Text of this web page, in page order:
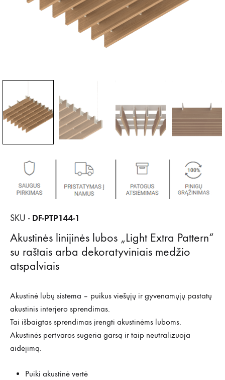
SKU - DF-PTP144-1
Akustinės linijinės lubos „Light Extra Pattern“
su raštais arba dekoratyviniais medžio
atspalviais
Akustinė lubų sistema – puikus viešųjų ir gyvenamųjų pastatų
akustinis interjero sprendimas.
Tai išbaigtas sprendimas įrengti akustinėms luboms.
Akustinės pertvaros sugeria garsą ir taip neutralizuoja
aidėjimą.
Puiki akustinė vertė